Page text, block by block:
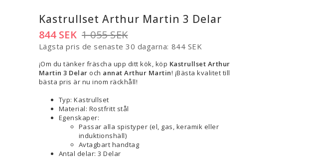
Kastrullset Arthur Martin 3 Delar
1 055 SEK
844 SEK
Lägsta pris de senaste 30 dagarna 844 SEK
¡Om du tänker fräscha upp ditt kök, köp Kastrullset Arthur
Martin 3 Delar och annat Arthur Martin! ¡Bästa kvalitet till
bästa pris är nu inom räckhåll!
Typ: Kastrullset
Material: Rostfritt stål
Egenskaper:
Passar alla spistyper (el, gas, keramik eller
induktionshäll)
Avtagbart handtag
Antal delar: 3 Delar